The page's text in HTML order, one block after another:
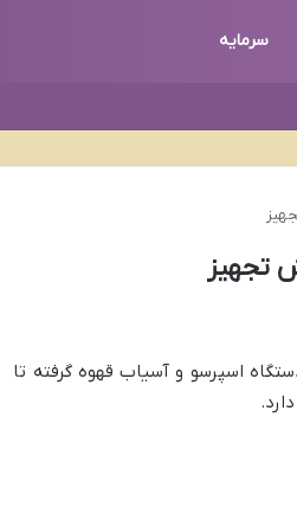
سرمایه
اسپرسو و آسیاب قهوه گرفته تا